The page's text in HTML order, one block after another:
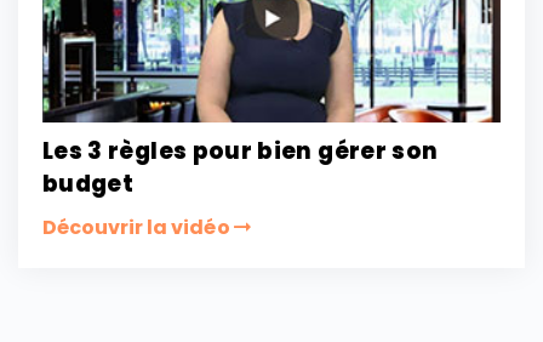
Les 3 règles pour bien gérer son
budget
Découvrir la vidéo